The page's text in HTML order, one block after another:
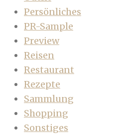
Persönliches
PR-Sample
Preview
Reisen
Restaurant
Rezepte
Sammlung
Shopping
Sonstiges